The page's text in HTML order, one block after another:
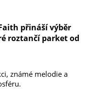
přináší výběr
roztančí parket od
známé melodie a